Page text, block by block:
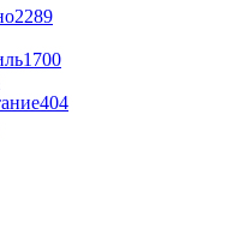
2289
1700
404